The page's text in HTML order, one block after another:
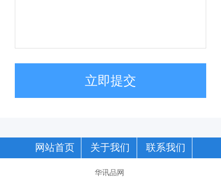
立即提交
网站首页 关于我们 联系我们
华讯品网